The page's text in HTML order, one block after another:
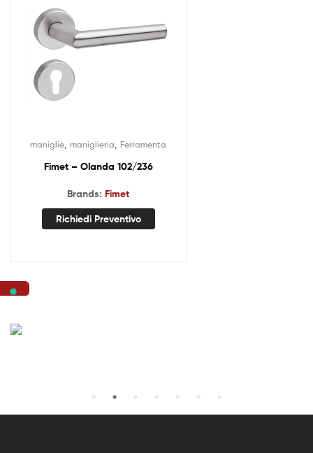
maniglie maniglieria Ferramenta
Fimet – Olanda 102/236
Brands: Fimet
Richiedi Preventivo